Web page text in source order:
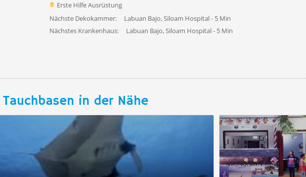
Erste Hilfe Ausrüstung
Nächste Dekokammer:
Labuan Bajo, Siloam Hospital - 5 Min
Nächstes Krankenhaus:
Labuan Bajo, Siloam Hospital - 5 Min
Tauchbasen in der Nähe